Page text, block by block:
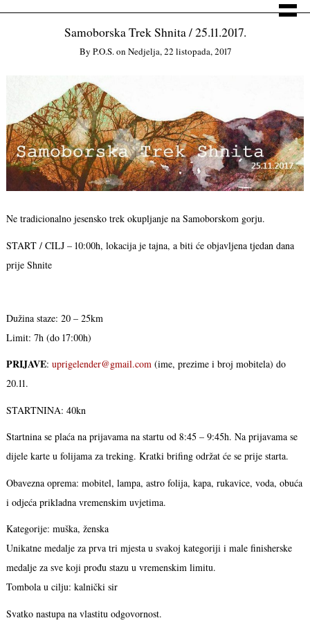
Samoborska Trek Shnita / 25.11.2017.
By P.o.s.on Nedjelja, 22 listopada, 2017
Ne tradicionalno jesensko trek okupljanje na Samoborskom gorju.
START / CILJ – 10:00h, lokacija je tajna, a biti će objavljena tjedan dana
prije Shnite
Dužina staze: 20 – 25km
Limit: 7h (do 17:00h)
PRIJAVE: uprigelender@gmail.com(ime, prezime i broj mobitela) do
20.11.
STARTNINA: 40kn
Startnina se plaća na prijavama na startu od 8:45 – 9:45h. Na prijavama se
dijele karte u folijama za treking. Kratki brifing održat će se prije starta.
Obavezna oprema: mobitel, lampa, astro folija, kapa, rukavice, voda, obuća
i odjeća prikladna vremenskim uvjetima.
Kategorije: muška, ženska
Unikatne medalje za prva tri mjesta u svakoj kategoriji i male finisherske
medalje za sve koji prođu stazu u vremenskim limitu.
Tombola u cilju: kalnički sir
Svatko nastupa na vlastitu odgovornost.